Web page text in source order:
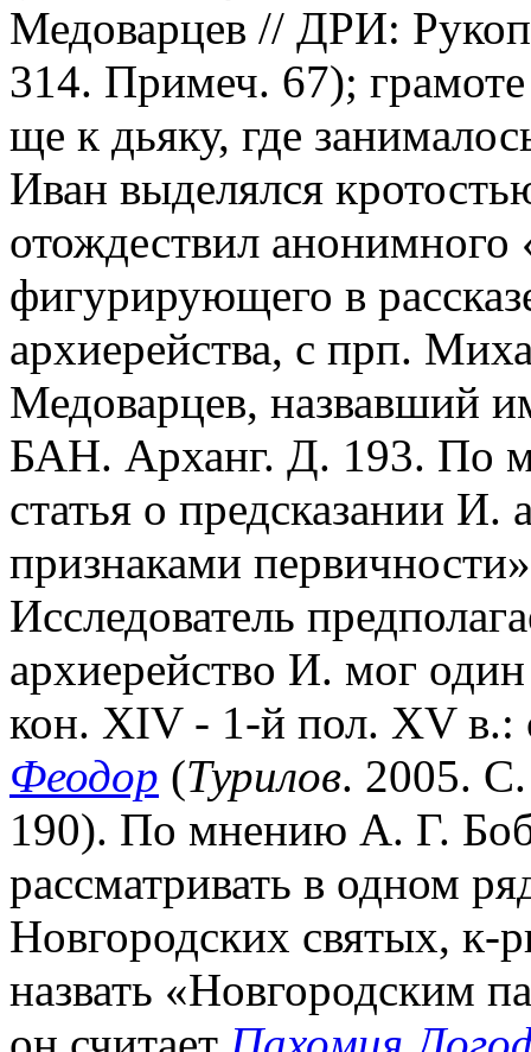
Медоварцев // ДРИ:
314. Примеч. 67);
ще к дьяку, где
Иван выделялся
отождествил
фигурирующего в
архиерейства, с прп.
Медоварцев, назвавший
БАН. Арханг. Д. 193. По
статья о предсказании И.
признаками
Исследователь
архиерейство И. мог
кон. XIV - 1-й пол. XV в.:
Феодор (Турилов. 2005.
190). По мнению А. Г.
рассматривать в одном
Новгородских святых, к-
назвать «Новгородским